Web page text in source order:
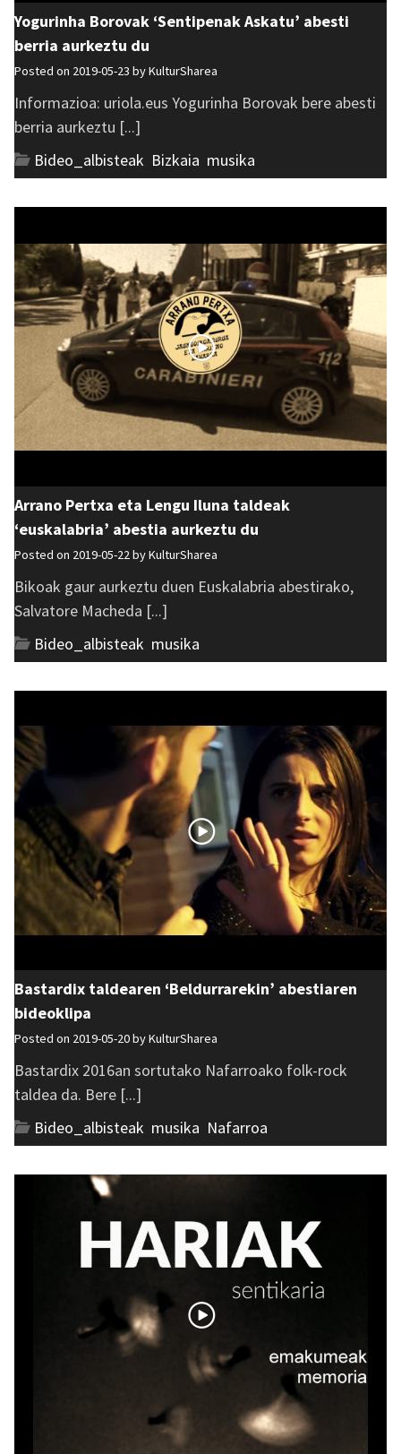
Yogurinha Borovak ‘Sentipenak Askatu’ abesti
berria aurkeztu du
Posted on 2019-05-23 byKulturSharea
Informazioa: uriola.eus Yogurinha Borovak bere abesti
berria aurkeztu [...]
Bideo_albisteak Bizkaia musika
Arrano Pertxa eta Lengu Iluna taldeak
‘euskalabria’ abestia aurkeztu du
Posted on 2019-05-22 byKulturSharea
Bikoak gaur aurkeztu duen Euskalabria abestirako,
Salvatore Macheda [...]
Bideo_albisteak musika
Bastardix taldearen ‘Beldurrarekin’ abestiaren
bideoklipa
Posted on 2019-05-20 byKulturSharea
Bastardix 2016an sortutako Nafarroako folk-rock
taldea da. Bere [...]
Bideo_albisteak musika Nafarroa